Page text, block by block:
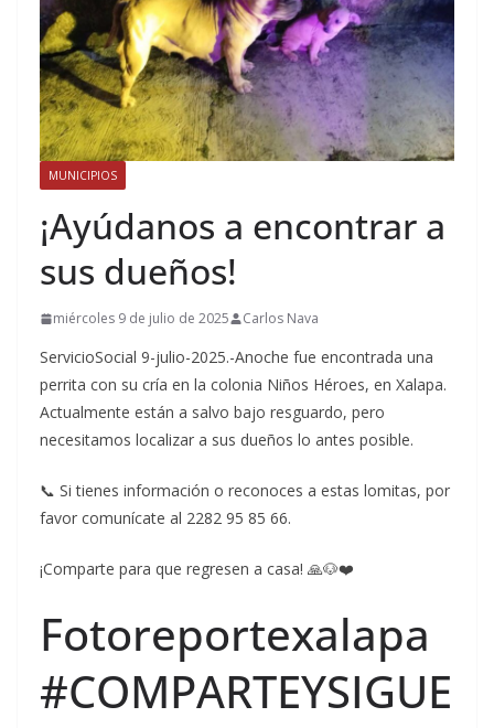
MUNICIPIOS
¡Ayúdanos a encontrar a
sus dueños!
miércoles 9 de julio de 2025 Carlos Nava
ServicioSocial 9-julio-2025.-Anoche fue encontrada una
perrita con su cría en la colonia Niños Héroes, en Xalapa.
Actualmente están a salvo bajo resguardo, pero
necesitamos localizar a sus dueños lo antes posible.
📞 Si tienes información o reconoces a estas lomitas, por
favor comunícate al 2282 95 85 66.
¡Comparte para que regresen a casa! 🙏🐶❤️
Fotoreportexalapa
#COMPARTEYSIGUE